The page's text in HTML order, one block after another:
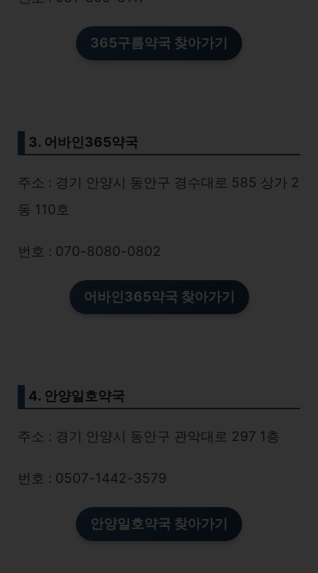
365구름약국 찾아가기
3. 어바인365약국
주소 : 경기 안양시 동안구 경수대로 585 상가 2
동 110호
번호 : 070-8080-0802
어바인365약국 찾아가기
4. 안양일호약국
주소 : 경기 안양시 동안구 관악대로 297 1층
번호 : 0507-1442-3579
안양일호약국 찾아가기